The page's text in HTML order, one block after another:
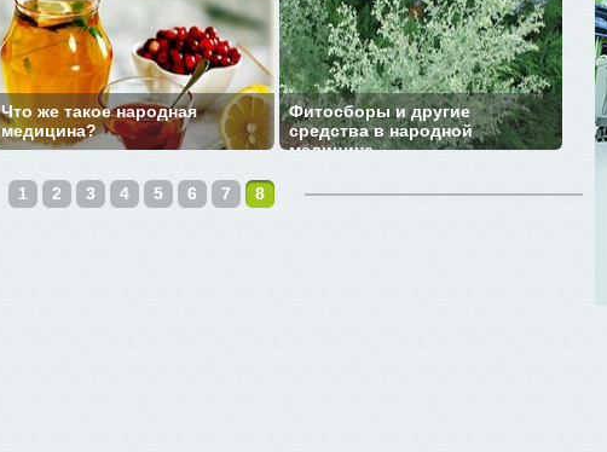
Что же такое народная
медицина?
Фитосборы и другие
средства в народной
медицине
1 2 3 4 5 6 7 8